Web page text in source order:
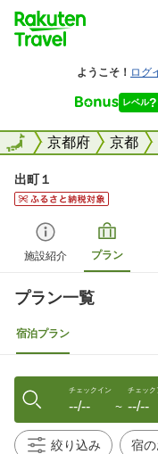
全国京都府 京都
全国
出町１
施設紹介 プラン
プラン一覧
宿泊プラン
チェックイン
--/-- 〜
チェック
--/--
絞り込み